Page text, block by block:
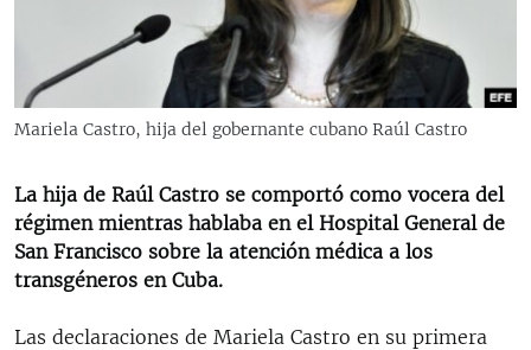
ESPECIALES
ESPECIALES
SER VIEJO EN CUBA
KENTU-CUBANO
LOS SANTOS DE HIALEAH
MULTIMEDIA
SÍGUENOS
Mariela Castro, hija del gobernante cubano Raúl Castro
La hija de Raúl Castro se comportó como vocera del
régimen mientras hablaba en el Hospital General de
San Francisco sobre la atención médica a los
transgéneros en Cuba.
Las declaraciones de Mariela Castro en su primera